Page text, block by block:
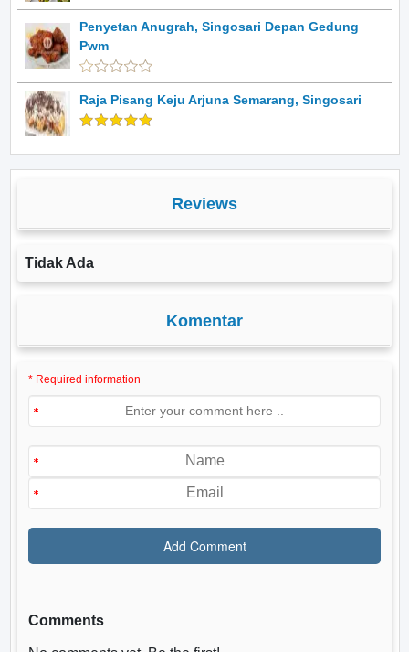
Penyetan Anugrah, Singosari Depan Gedung
Pwm
Raja Pisang Keju Arjuna Semarang, Singosari
Reviews
Tidak Ada
Komentar
* Required information
Comments